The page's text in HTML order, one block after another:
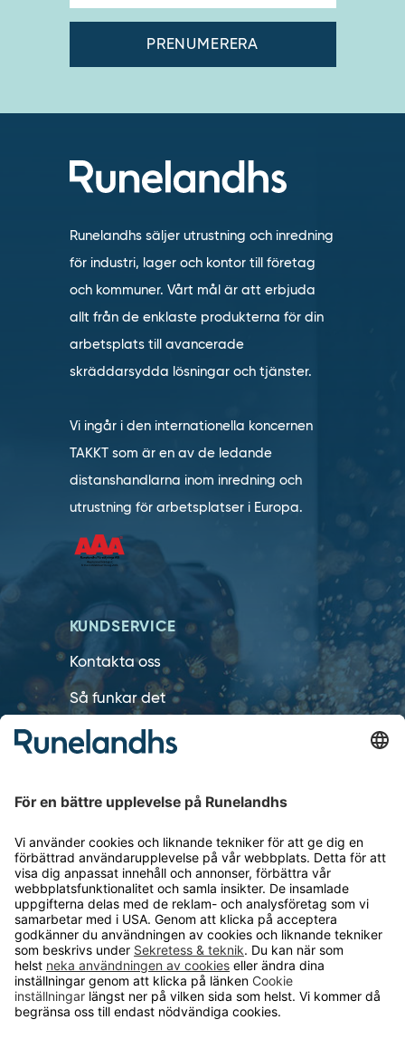
Runelandhs säljer utrustning och inredning
för industri, lager och kontor till företag
och kommuner. Vårt mål är att erbjuda
allt från de enklaste produkterna för din
arbetsplats till avancerade
skräddarsydda lösningar och tjänster.
Vi ingår i den internationella koncernen
TAKKT som är en av de ledande
distanshandlarna inom inredning och
utrustning för arbetsplatser i Europa.
KUNDSERVICE
Kontakta oss
Så funkar det
Försäljningsvillkor
Personuppgiftshantering
Cookie inställningar
OM RUNELANDHS
Om Runelandhs
Köpvillkor
Därför ska du välja oss